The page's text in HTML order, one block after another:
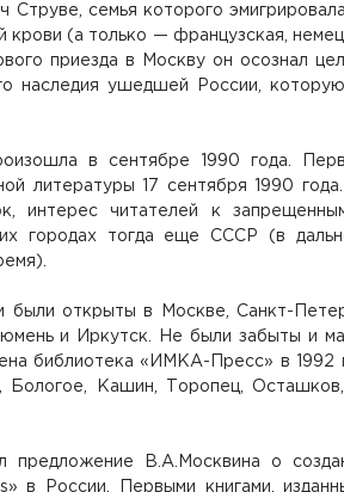
семья которого
крови (а только — французская,
приезда в Москву он осознал
наследия ушедшей России,
в сентябре 1990 года.
литературы 17 сентября 1990
интерес читателей к
городах тогда еще СССР (в
были открыты в Москве, Санкт-
и Иркутск. Не были забыты и
библиотека «ИМКА-Пресс» в 1992
Бологое, Кашин, Торопец,
В.А.Москвина о
в России. Первыми книгами,